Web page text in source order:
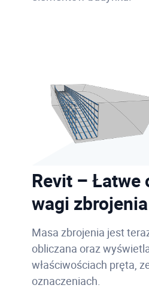
Revit – Łatwe
wagi zbrojenia
Masa zbrojenia jest
obliczana oraz
właściwościach pręta,
oznaczeniach.